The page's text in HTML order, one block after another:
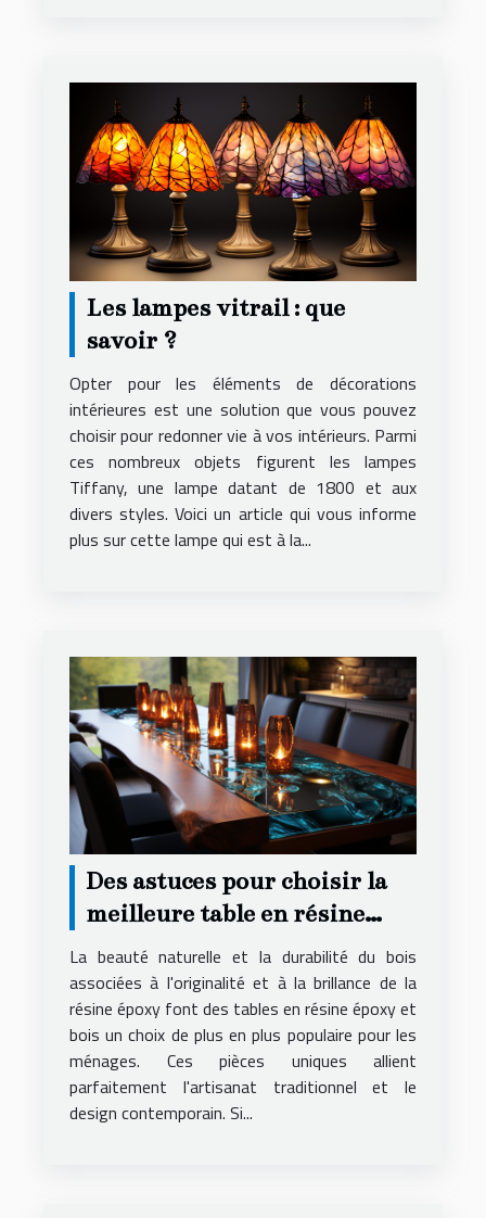
Les lampes vitrail : que
savoir ?
Opter pour les éléments de décorations
intérieures est une solution que vous pouvez
choisir pour redonner vie à vos intérieurs. Parmi
ces nombreux objets figurent les lampes
Tiffany, une lampe datant de 1800 et aux
divers styles. Voici un article qui vous informe
plus sur cette lampe qui est à la...
Des astuces pour choisir la
meilleure table en résine
époxy et bois pour votre
logement
La beauté naturelle et la durabilité du bois
associées à l'originalité et à la brillance de la
résine époxy font des tables en résine époxy et
bois un choix de plus en plus populaire pour les
ménages. Ces pièces uniques allient
parfaitement l'artisanat traditionnel et le
design contemporain. Si...